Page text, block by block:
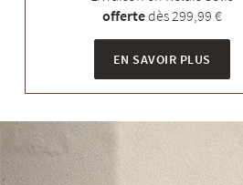
offertedès 299,99 €
EN SAVOIR PLUS